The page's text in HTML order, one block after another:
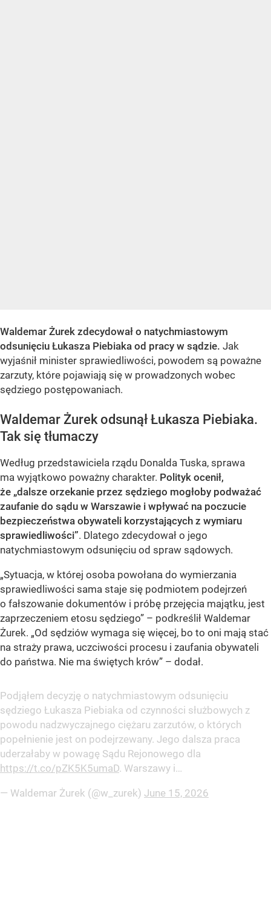
Waldemar Żurek zdecydował o natychmiastowym
odsunięciu Łukasza Piebiaka od pracy w sądzie. Jak
wyjaśnił minister sprawiedliwości, powodem są poważne
zarzuty, które pojawiają się w prowadzonych wobec
sędziego postępowaniach.
Waldemar Żurek odsunął Łukasza Piebiaka.
Tak się tłumaczy
Według przedstawiciela rządu Donalda Tuska, sprawa
ma wyjątkowo poważny charakter. Polityk ocenił,
że „dalsze orzekanie przez sędziego mogłoby podważać
zaufanie do sądu w Warszawie i wpływać na poczucie
bezpieczeństwa obywateli korzystających z wymiaru
sprawiedliwości”. Dlatego zdecydował o jego
natychmiastowym odsunięciu od spraw sądowych.
„Sytuacja, w której osoba powołana do wymierzania
sprawiedliwości sama staje się podmiotem podejrzeń
o fałszowanie dokumentów i próbę przejęcia majątku, jest
zaprzeczeniem etosu sędziego” – podkreślił Waldemar
Żurek. „Od sędziów wymaga się więcej, bo to oni mają stać
na straży prawa, uczciwości procesu i zaufania obywateli
do państwa. Nie ma świętych krów” – dodał.
Podjąłem decyzję o natychmiastowym odsunięciu
sędziego Łukasza Piebiaka od czynności służbowych z
powodu nadzwyczajnego ciężaru zarzutów, o których
popełnienie jest on podejrzewany. Jego dalsza praca
uderzałaby w powagę Sądu Rejonowego dla
https://t.co/pZK5K5umaD. Warszawy i…
— Waldemar Żurek (@w_zurek) June 15, 2026